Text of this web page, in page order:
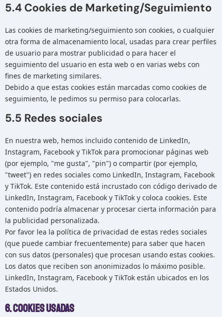
5.4 Cookies de Marketing/Seguimiento
Las cookies de marketing/seguimiento son cookies, o cualquier
otra forma de almacenamiento local, usadas para crear perfiles
de usuario para mostrar publicidad o para hacer el
seguimiento del usuario en esta web o en varias webs con
fines de marketing similares.
Debido a que estas cookies están marcadas como cookies de
seguimiento, le pedimos su permiso para colocarlas.
5.5 Redes sociales
En nuestra web, hemos incluido contenido de LinkedIn,
Instagram, Facebook y TikTok para promocionar páginas web
(por ejemplo, "me gusta", "pin") o compartir (por ejemplo,
"tweet") en redes sociales como LinkedIn, Instagram, Facebook
y TikTok. Este contenido está incrustado con código derivado de
LinkedIn, Instagram, Facebook y TikTok y coloca cookies. Este
contenido podría almacenar y procesar cierta información para
la publicidad personalizada.
Por favor lea la política de privacidad de estas redes sociales
(que puede cambiar frecuentemente) para saber que hacen
con sus datos (personales) que procesan usando estas cookies.
Los datos que reciben son anonimizados lo máximo posible.
LinkedIn, Instagram, Facebook y TikTok están ubicados en los
Estados Unidos.
6. Cookies usadas